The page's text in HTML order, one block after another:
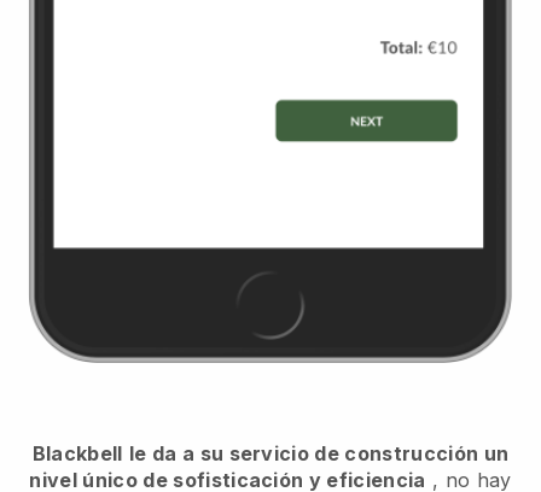
Blackbell le da a su servicio de construcción un
nivel único de sofisticación y eficiencia , no hay